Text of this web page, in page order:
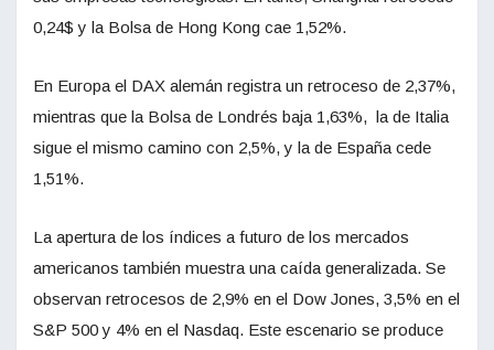
0,24$ y la Bolsa de Hong Kong cae 1,52%.
En Europa el DAX alemán registra un retroceso de 2,37%,
mientras que la Bolsa de Londrés baja 1,63%, la de Italia
sigue el mismo camino con 2,5%, y la de España cede
1,51%.
La apertura de los índices a futuro de los mercados
americanos también muestra una caída generalizada. Se
observan retrocesos de 2,9% en el Dow Jones, 3,5% en el
S&P 500 y 4% en el Nasdaq. Este escenario se produce